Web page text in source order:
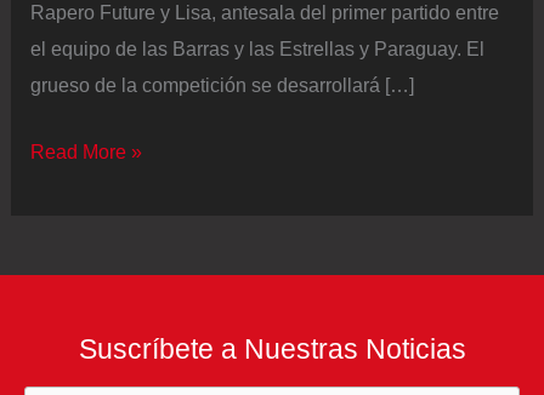
Rapero Future y Lisa, antesala del primer partido entre
el equipo de las Barras y las Estrellas y Paraguay. El
grueso de la competición se desarrollará […]
Estados
Read More »
Suscríbete a Nuestras Noticias